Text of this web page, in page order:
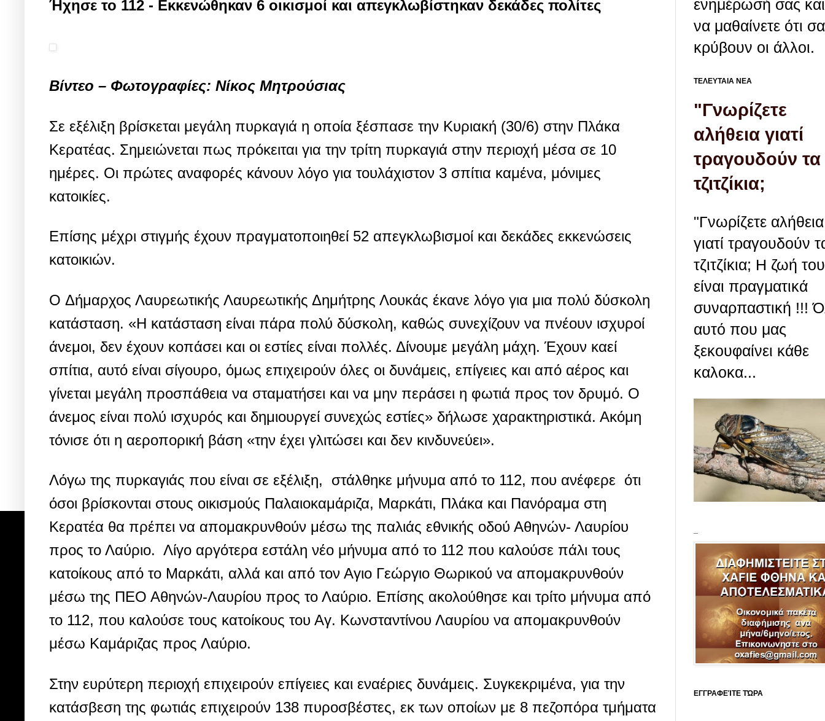
Ήχησε το 112 - Εκκενώθηκαν 6 οικισμοί και απεγκλωβίστηκαν δεκάδες πολίτες
Βίντεο – Φωτογραφίες: Νίκος Μητρούσιας
Σε εξέλιξη βρίσκεται μεγάλη πυρκαγιά η οποία ξέσπασε την Κυριακή (30/6) στην Πλάκα
Κερατέας. Σημειώνεται πως πρόκειται για την τρίτη πυρκαγιά στην περιοχή μέσα σε 10
ημέρες. Οι πρώτες αναφορές κάνουν λόγο για τουλάχιστον 3 σπίτια καμένα, μόνιμες
κατοικίες.
Επίσης μέχρι στιγμής έχουν πραγματοποιηθεί 52 απεγκλωβισμοί και δεκάδες εκκενώσεις
κατοικιών.
O Δήμαρχος Λαυρεωτικής Λαυρεωτικής Δημήτρης Λουκάς έκανε λόγο για μια πολύ δύσκολη
κατάσταση. «Η κατάσταση είναι πάρα πολύ δύσκολη, καθώς συνεχίζουν να πνέουν ισχυροί
άνεμοι, δεν έχουν κοπάσει και οι εστίες είναι πολλές. Δίνουμε μεγάλη μάχη. Έχουν καεί
σπίτια, αυτό είναι σίγουρο, όμως επιχειρούν όλες οι δυνάμεις, επίγειες και από αέρος και
γίνεται μεγάλη προσπάθεια να σταματήσει και να μην περάσει η φωτιά προς τον δρυμό. Ο
άνεμος είναι πολύ ισχυρός και δημιουργεί συνεχώς εστίες» δήλωσε χαρακτηριστικά. Ακόμη
τόνισε ότι η αεροπορική βάση «την έχει γλιτώσει και δεν κινδυνεύει».
Λόγω της πυρκαγιάς που είναι σε εξέλιξη, στάλθηκε μήνυμα από το 112, που ανέφερε ότι
όσοι βρίσκονται στους οικισμούς Παλαιοκαμάριζα, Μαρκάτι, Πλάκα και Πανόραμα στη
Κερατέα θα πρέπει να απομακρυνθούν μέσω της παλιάς εθνικής οδού Αθηνών- Λαυρίου
προς το Λαύριο. Λίγο αργότερα εστάλη νέο μήνυμα από το 112 που καλούσε πάλι τους
κατοίκους από το Μαρκάτι, αλλά και από τον Αγιο Γεώργιο Θωρικού να απομακρυνθούν
μέσω της ΠΕΟ Αθηνών-Λαυρίου προς το Λαύριο. Επίσης ακολούθησε και τρίτο μήνυμα από
το 112, που καλούσε τους κατοίκους του Αγ. Κωνσταντίνου Λαυρίου να απομακρυνθούν
μέσω Καμάριζας προς Λαύριο.
Στην ευρύτερη περιοχή επιχειρούν επίγειες και εναέριες δυνάμεις. Συγκεκριμένα, για την
κατάσβεση της φωτιάς επιχειρούν 138 πυροσβέστες, εκ των οποίων με 8 πεζοπόρα τμήματα
ενημέρωσή σας
να μαθαίνετε ότι
κρύβουν οι άλλοι.
ΤΕΛΕΥΤΑΙΑ ΝΕΑ
"Γνωρίζετε
αλήθεια γιατί
τραγουδούν τα
τζιτζίκια;
"Γνωρίζετε αλήθεια
γιατί τραγουδούν
τζιτζίκια; Η ζωή
είναι πραγματικά
συναρπαστική !!!
αυτό που μας
ξεκουφαίνει κάθε
καλοκα...
ΕΓΓΡΑΦΕΊΤΕ ΤΏΡΑ